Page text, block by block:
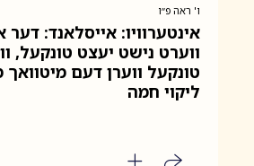
ו' ראה פ״ו
אינטערוויו: אייסלאנד: דער
ווערט נישט יעצט טונקעל,
טונקעל ווערן דעם
ליקוי חמה